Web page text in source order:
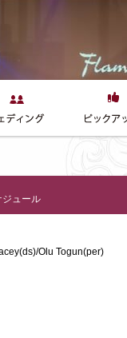
ジュール
Olu Togun(per)